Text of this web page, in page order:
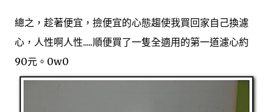
requesting. Cookies can be cleared at any time from
your internet browser settings. Google Analytics
When someone v...
總之，趁著便宜，撿便宜的心態趨使我買回家自己換濾
心，人性啊人性.....順便買了一隻全適用的第一道濾心約
90元。0w0